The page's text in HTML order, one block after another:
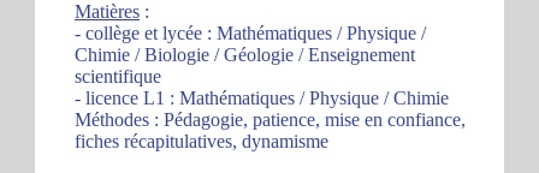
Matières :
- collège et lycée : Mathématiques / Physique /
Chimie / Biologie / Géologie / Enseignement
scientifique
- licence L1 : Mathématiques / Physique / Chimie
Méthodes : Pédagogie, patience, mise en confiance,
fiches récapitulatives, dynamisme